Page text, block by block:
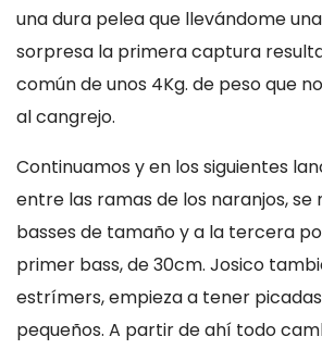
una dura pelea que llevándome
sorpresa la primera captura
común de unos 4Kg. de peso que
al cangrejo.
Continuamos y en los siguientes
entre las ramas de los naranjos, se
basses de tamaño y a la tercera
primer bass, de 30cm. Josico
estrímers, empieza a tener
pequeños. A partir de ahí todo